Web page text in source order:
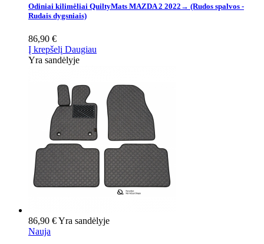
Odiniai kilimėliai QuiltyMats MAZDA 2 2022→ (Rudos spalvos -
Rudais dygsniais)
86,90 €
Į krepšelį Daugiau
Yra sandėlyje
86,90 €Yra sandėlyje
Nauja